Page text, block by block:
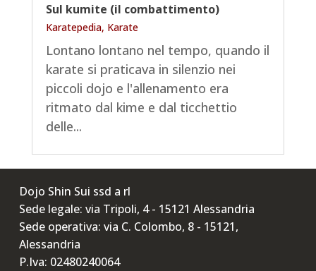
Sul kumite (il combattimento)
Karatepedia, Karate
Lontano lontano nel tempo, quando il
karate si praticava in silenzio nei
piccoli dojo e l'allenamento era
ritmato dal kime e dal ticchettio
delle...
Dojo Shin Sui ssd a rl
Sede legale: via Tripoli, 4 - 15121 Alessandria
Sede operativa: via C. Colombo, 8 - 15121,
Alessandria
P.Iva: 02480240064